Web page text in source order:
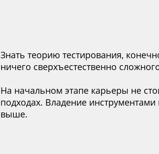
Знать теорию тестирования,
ничего сверхъестественно
На начальном этапе карьеры не
подходах. Владение
выше.